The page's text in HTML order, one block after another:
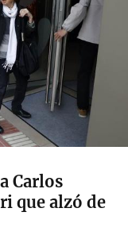
Carlos
que alzó de